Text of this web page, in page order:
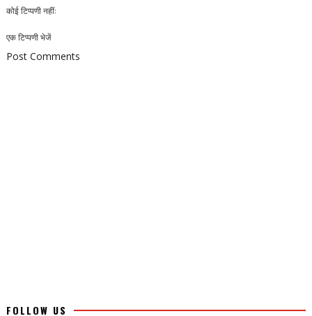
कोई टिप्पणी नहीं:
एक टिप्पणी भेजें
Post Comments
FOLLOW US